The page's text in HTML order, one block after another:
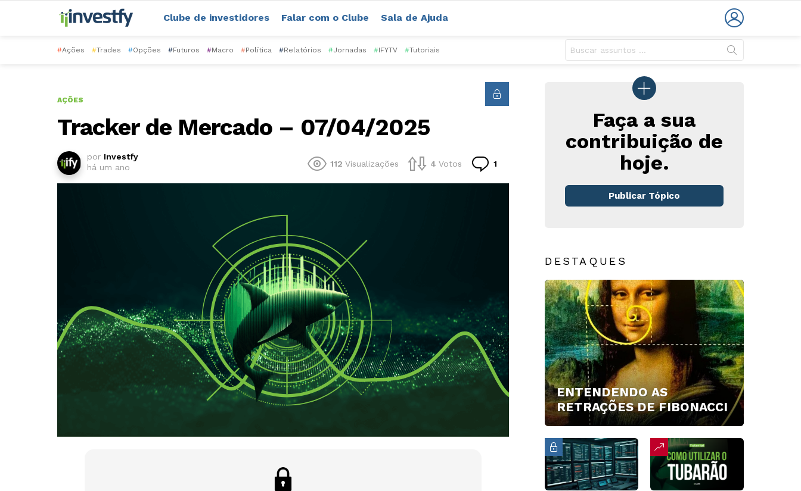
Clube de investidores Falar com o Clube Sala de Ajuda
#Ações #Trades #Opções #Futuros #Macro #Política #Relatórios #Jornadas #IFYTV #Tutoriais
AÇÕES
Tracker de Mercado – 07/04/2025
por Investfy
há um ano
112 Visualizações 4 Votos 1
Faça a sua
contribuição de
hoje.
Publicar Tópico
DESTAQUES
ENTENDENDO AS
RETRAÇÕES DE FIBONACCI